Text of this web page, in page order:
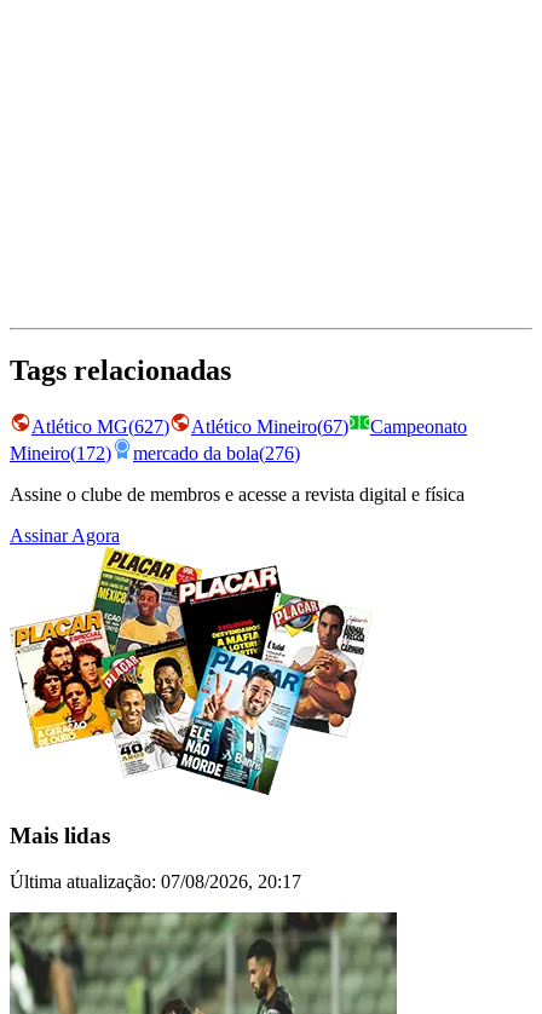
Tags relacionadas
Atlético MG(627) Atlético Mineiro(67)
Campeonato
Mineiro(172) mercado da bola(276)
Assine o clube de membros e acesse a revista digital e física
Assinar Agora
Mais lidas
Última atualização: 07/08/2026, 20:17